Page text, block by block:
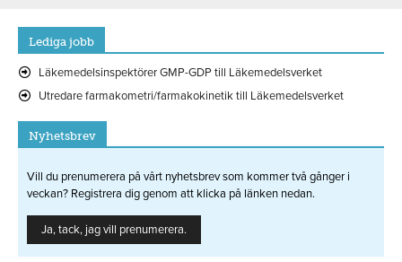
Lediga jobb
Läkemedelsinspektörer GMP-GDP till Läkemedelsverket
Utredare farmakometri/farmakokinetik till Läkemedelsverket
Nyhetsbrev
Vill du prenumerera på vårt nyhetsbrev som kommer två gånger i
veckan? Registrera dig genom att klicka på länken nedan.
Ja, tack, jag vill prenumerera.